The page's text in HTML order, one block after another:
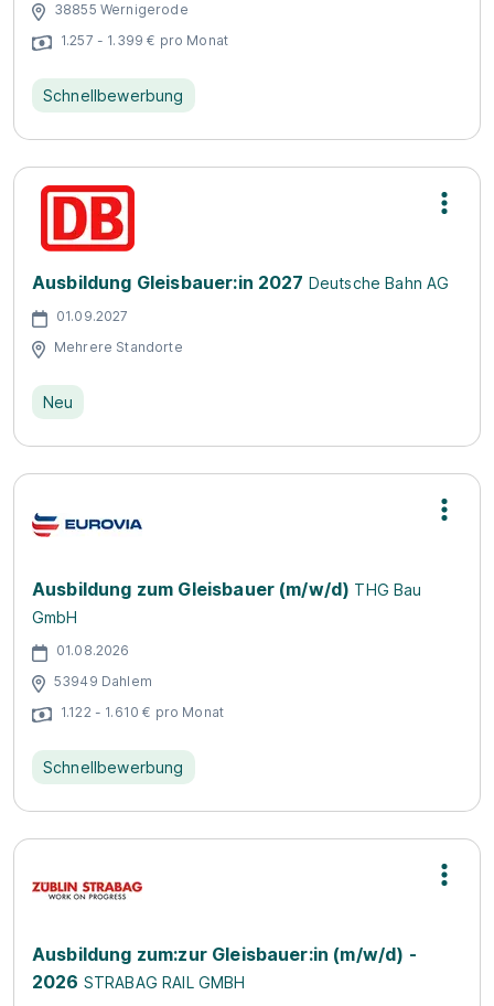
38855 Wernigerode
1.257 - 1.399 € pro Monat
Schnellbewerbung
Ausbildung Gleisbauer:in 2027 Deutsche Bahn AG
01.09.2027
Mehrere Standorte
Neu
Ausbildung zum Gleisbauer (m/w/d) THG Bau
GmbH
01.08.2026
53949 Dahlem
1.122 - 1.610 € pro Monat
Schnellbewerbung
Ausbildung zum:zur Gleisbauer:in (m/w/d) -
2026 STRABAG RAIL GMBH